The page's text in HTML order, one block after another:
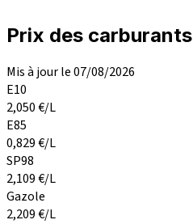
Prix des carburants
Mis à jour le 07/08/2026
E10
2,050€/L
E85
0,829€/L
SP98
2,109€/L
Gazole
2,209€/L